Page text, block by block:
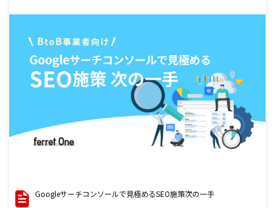
Googleサーチコンソールで見極めるSEO施策次の一手